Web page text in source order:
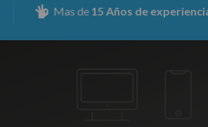
Mas de15 Años de experiencia